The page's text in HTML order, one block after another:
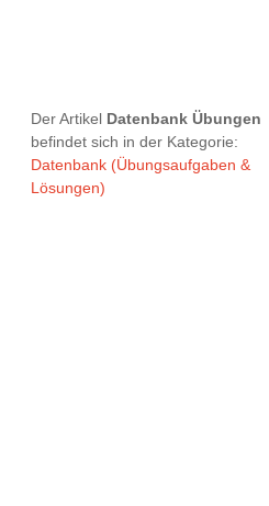
Der Artikel Datenbank Übungen
befindet sich in der Kategorie:
Datenbank (Übungsaufgaben &
Lösungen)